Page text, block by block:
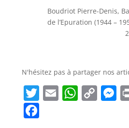
Boudriot Pierre-Denis,
de l’Epuration (1944 –
N'hésitez pas à partager nos
T
w
E W C
F